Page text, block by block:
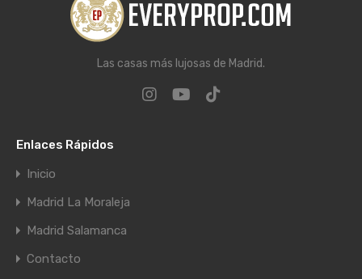
Las casas más lujosas de Madrid.
Enlaces Rápidos
Inicio
Madrid La Moraleja
Madrid Salamanca
Contacto